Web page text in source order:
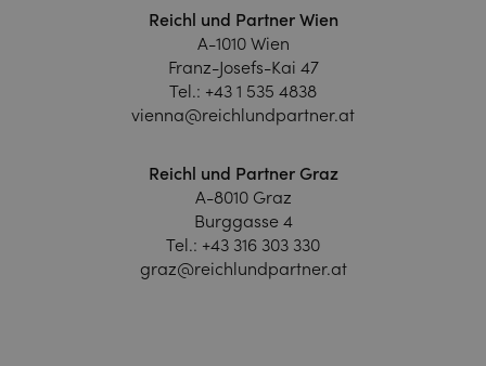
Reichl und Partner Wien
A-1010 Wien
Franz-Josefs-Kai 47
Tel.: +43 1 535 4838
vienna@reichlundpartner.at
Reichl und Partner Graz
A-8010 Graz
Burggasse 4
Tel.: +43 316 303 330
graz@reichlundpartner.at